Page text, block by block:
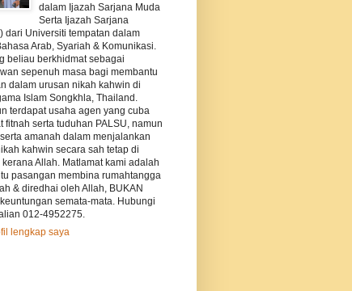
dalam Ijazah Sarjana Muda
Serta Ijazah Sarjana
dari Universiti tempatan dalam
Arab, Syariah & Komunikasi.
beliau berkhidmat sebagai
sepenuh masa bagi membantu
dalam urusan nikah kahwin di
Islam Songkhla, Thailand.
terdapat usaha agen yang cuba
fitnah serta tuduhan PALSU, namun
amanah dalam menjalankan
kahwin secara sah tetap di
Allah. Matlamat kami adalah
pasangan membina rumahtangga
& diredhai oleh Allah, BUKAN
semata-mata. Hubungi
012-4952275.
lengkap saya